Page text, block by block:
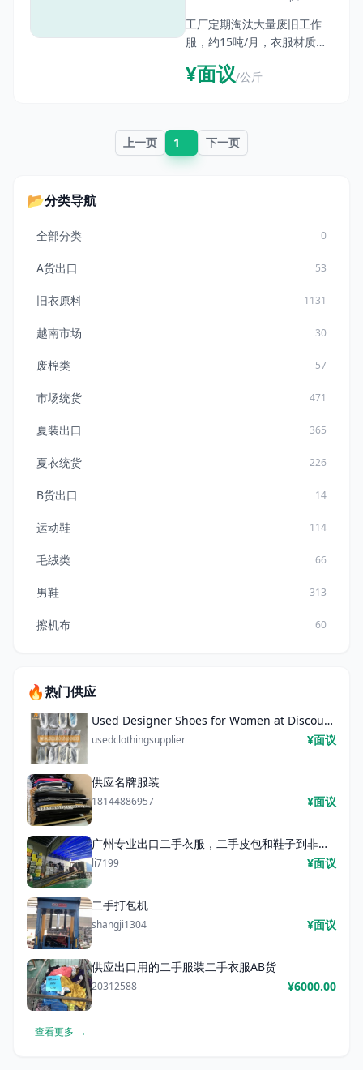
工厂定期淘汰大量废旧工作
服，约15吨/月，衣服材质
60%棉，40%涤纶。要求：衣
服拉走前需要剪掉公司标识。
¥面议/公斤
上一页 1 下一页
📂分类导航
全部分类 0
A货出口 53
旧衣原料 1131
越南市场 30
废棉类 57
市场统货 471
夏装出口 365
夏衣统货 226
B货出口 14
运动鞋 114
毛绒类 66
男鞋 313
擦机布 60
🔥热门供应
Used Designer Shoes for Women at Discounted Prices Wholesale Used Shoes Suppliers Washed Shoes
usedclothingsupplier ¥面议
供应名牌服装
18144886957 ¥面议
广州专业出口二手衣服，二手皮包和鞋子到非洲，东南亚，中东市场
li7199 ¥面议
二手打包机
shangji1304 ¥面议
供应出口用的二手服装二手衣服AB货
20312588 ¥6000.00
查看更多 →